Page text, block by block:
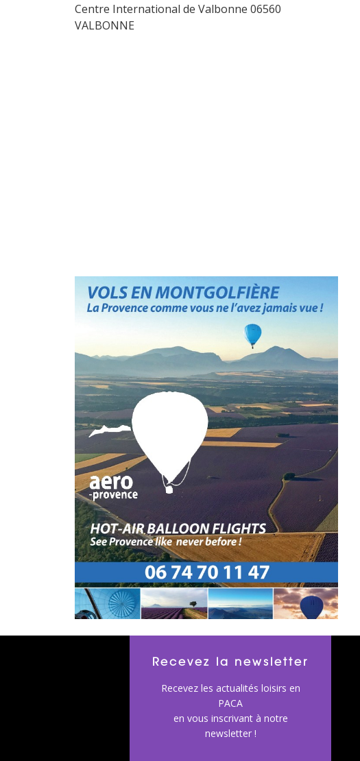
Centre International de Valbonne 06560
VALBONNE
Recevez la newsletter
Recevez les actualités loisirs en
PACA
en vous inscrivant à notre
newsletter !